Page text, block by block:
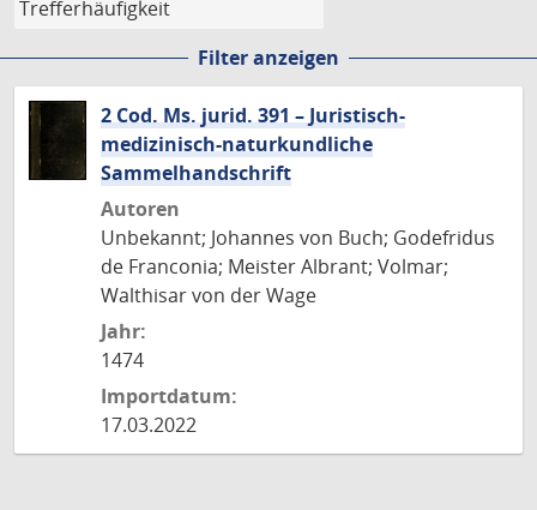
Filter anzeigen
2 Cod. Ms. jurid. 391 – Juristisch-
medizinisch-naturkundliche
Sammelhandschrift
Autoren
Unbekannt; Johannes von Buch; Godefridus
de Franconia; Meister Albrant; Volmar;
Walthisar von der Wage
Jahr:
1474
Importdatum:
17.03.2022